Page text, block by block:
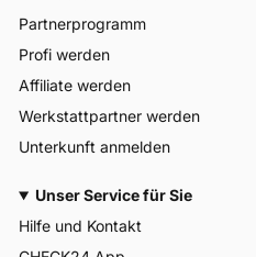
Partnerprogramm
Profi werden
Affiliate werden
Werkstattpartner werden
Unterkunft anmelden
Unser Service für Sie
Hilfe und Kontakt